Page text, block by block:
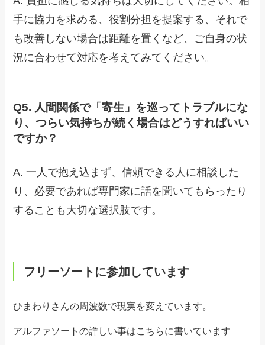
手に協力を求める、役割分担を提案する、それで
も改善しない場合は距離を置くなど、ご自身の状
況に合わせて対応を考えてみてください。
Q5. 人間関係で「寄生」を巡ってトラブルにな
り、つらい気持ちが続く場合はどうすればいい
ですか？
A. 一人で抱え込まず、信頼できる人に相談した
り、必要であれば専門家に話を聞いてもらったり
することも大切な選択肢です。
フリーソートに参加しています
ひまわりさんの周波数で現実を変えています。
アルファソートの詳しい事はこちらに書いています